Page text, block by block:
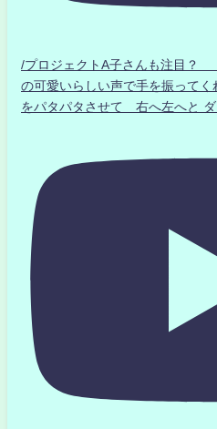
/プロジェクトA子さんも注目
の可愛いらしい声で手を振って
をパタパタさせて 右へ左へと ダ